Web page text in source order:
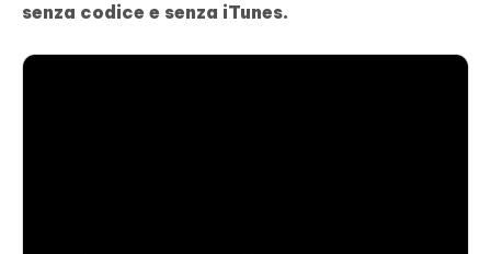
senza codice e senza iTunes.